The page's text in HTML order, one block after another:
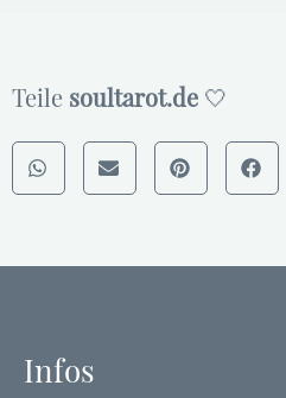
Teile soultarot.de 🤍
Infos